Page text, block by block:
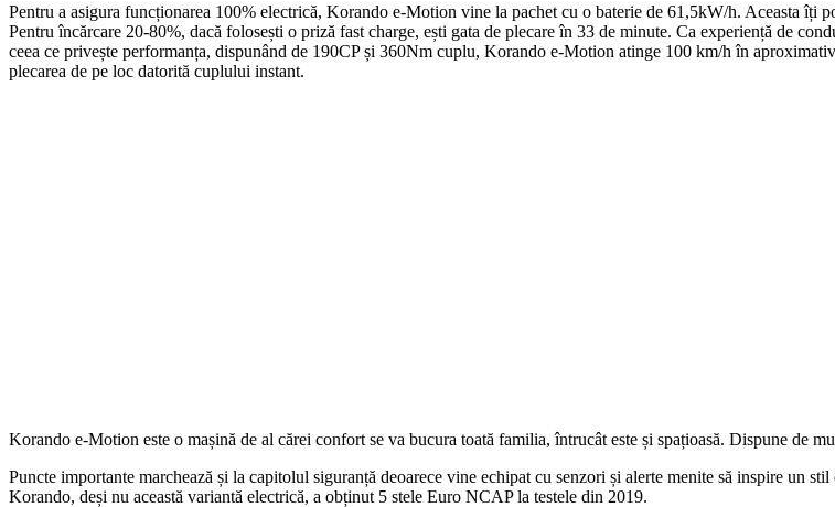
Pentru a asigura funcționarea 100% electrică, Korando e-Motion vine la pachet cu o baterie de 61,5kW/h. Aceasta îți
Pentru încărcare 20-80%, dacă folosești o priză fast charge, ești gata de plecare în 33 de minute. Ca experiență de
ceea ce privește performanța, dispunând de 190CP și 360Nm cuplu, Korando e-Motion atinge 100 km/h în
plecarea de pe loc datorită cuplului instant.
Korando e-Motion este o mașină de al cărei confort se va bucura toată familia, întrucât este și spațioasă. Dispune de
Puncte importante marchează și la capitolul siguranță deoarece vine echipat cu senzori și alerte menite să inspire un
Korando, deși nu această variantă electrică, a obținut 5 stele Euro NCAP la testele din 2019.